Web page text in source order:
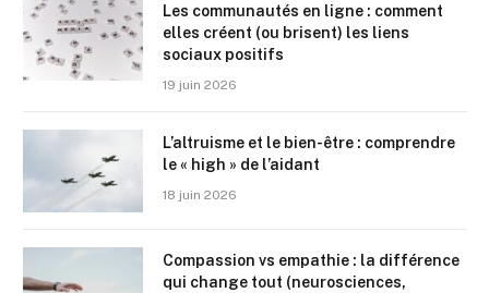
Les communautés en ligne : comment
elles créent (ou brisent) les liens
sociaux positifs
19 juin 2026
L’altruisme et le bien-être : comprendre
le « high » de l’aidant
18 juin 2026
Compassion vs empathie : la différence
qui change tout (neurosciences,